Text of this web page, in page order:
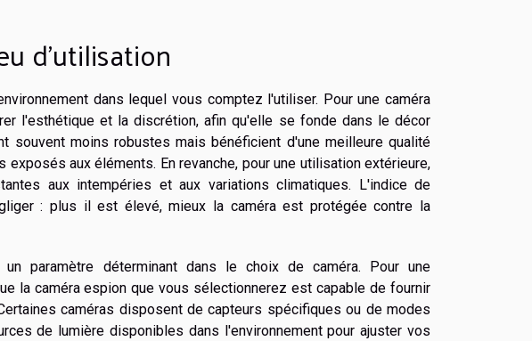
d'utilisation
dans lequel vous comptez l'utiliser. Pour une caméra
l'esthétique et la discrétion, afin qu'elle se fonde dans le décor
souvent moins robustes mais bénéficient d'une meilleure qualité
aux éléments. En revanche, pour une utilisation extérieure,
aux intempéries et aux variations climatiques. L'indice de
: plus il est élevé, mieux la caméra est protégée contre la
paramètre déterminant dans le choix de caméra. Pour une
la caméra espion que vous sélectionnerez est capable de fournir
caméras disposent de capteurs spécifiques ou de modes
de lumière disponibles dans l'environnement pour ajuster vos